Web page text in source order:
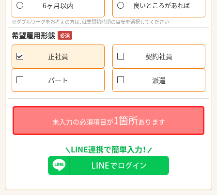
6ヶ月以内 良いところがあれば
※ダブルワークをお考えの方は、就業開始時期の目安を選択してください
希望雇用形態 必須
正社員 契約社員
パート 派遣
未入力の必須項目が1箇所あります
LINE連携で簡単入力！